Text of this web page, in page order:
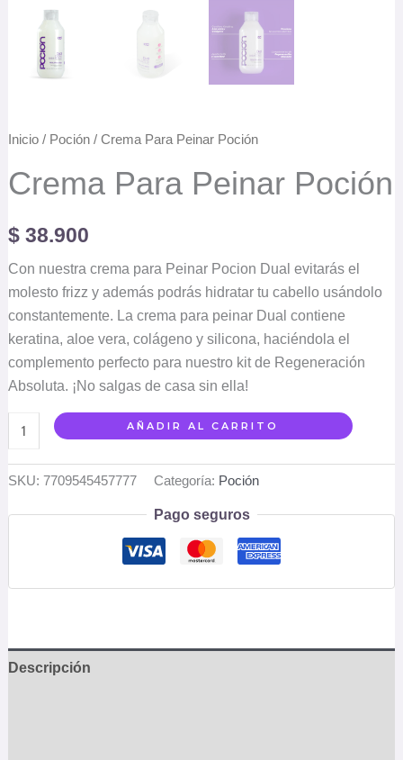
Inicio/ Poción/ Crema Para Peinar Poción
Crema Para Peinar Poción
$38.900
Con nuestra crema para Peinar Pocion Dual evitarás el
molesto frizz y además podrás hidratar tu cabello usándolo
constantemente. La crema para peinar Dual contiene
keratina, aloe vera, colágeno y silicona, haciéndola el
complemento perfecto para nuestro kit de Regeneración
Absoluta. ¡No salgas de casa sin ella!
AÑADIR AL CARRITO
SKU: 7709545457777 Categoría: Poción
Pago seguros
Descripción